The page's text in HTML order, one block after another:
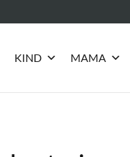
KIND MAMA